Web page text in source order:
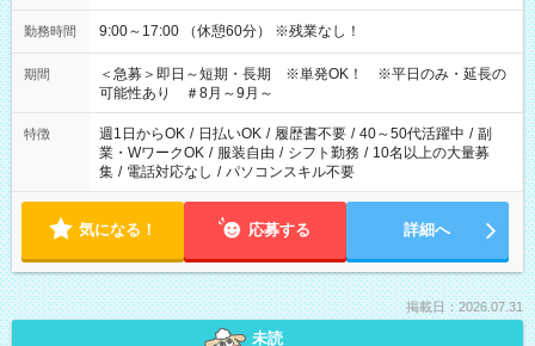
勤務時間 9:00～17:00 （休憩60分） ※残業なし！
期間
＜急募＞即日～短期・長期 ※単発OK！ ※平日のみ・延長の
可能性あり ＃8月～9月～
特徴 週1日からOK / 日払いOK / 履歴書不要 / 40～50代活躍中 / 副
業・WワークOK / 服装自由 / シフト勤務 / 10名以上の大量募
集 / 電話対応なし / パソコンスキル不要
気になる！ 応募する 詳細へ
掲載日：2026.07.31
未読